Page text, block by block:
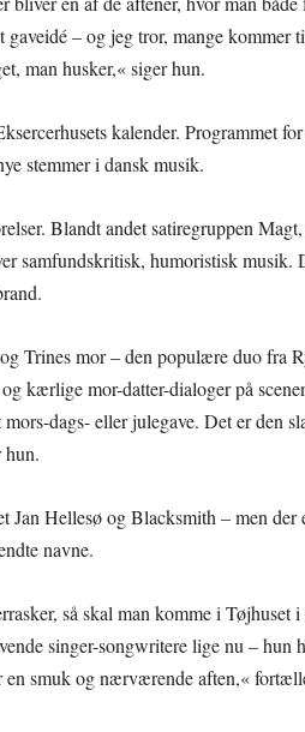
– og jeg tror, mange kommer
man husker,« siger hun.
kalender. Programmet
stemmer i dansk musik.
Blandt andet satiregruppen
samfundskritisk, humoristisk musik.
Trines mor – den populære duo fra
kærlige mor-datter-dialoger på
dags- eller julegave. Det er den
hun.
Jan Hellesø og Blacksmith – men der
navne.
så skal man komme i Tøjhuset
singer-songwritere lige nu – hun
en smuk og nærværende aften,«